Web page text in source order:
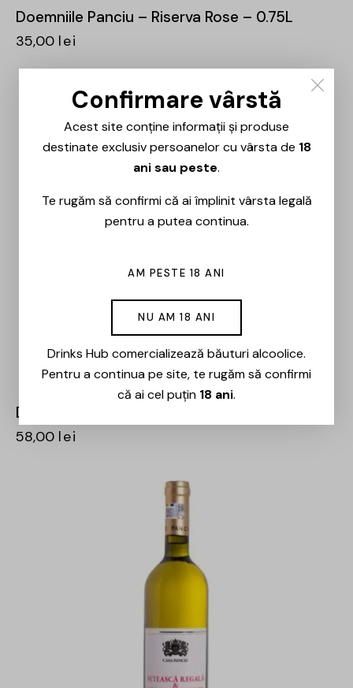
Doemniile Panciu – Riserva Rose – 0.75L
35,00 lei
OUT OF STOCK
Domeniile Panciu – Chardonnay – 0.75L
58,00 lei
Confirmare vârstă
Acest site conține informații și produse
destinate exclusiv persoanelor cu vârsta de 18
ani sau peste.
Te rugăm să confirmi că ai împlinit vârsta legală
pentru a putea continua.
AM PESTE 18 ANI
NU AM 18 ANI
Drinks Hub comercializează băuturi alcoolice.
Pentru a continua pe site, te rugăm să confirmi
că ai cel puțin 18 ani.